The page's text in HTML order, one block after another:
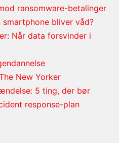
ransomware-betalinger
smartphone bliver våd?
Når data forsvinder i
New Yorker
5 ting, der bør
response-plan